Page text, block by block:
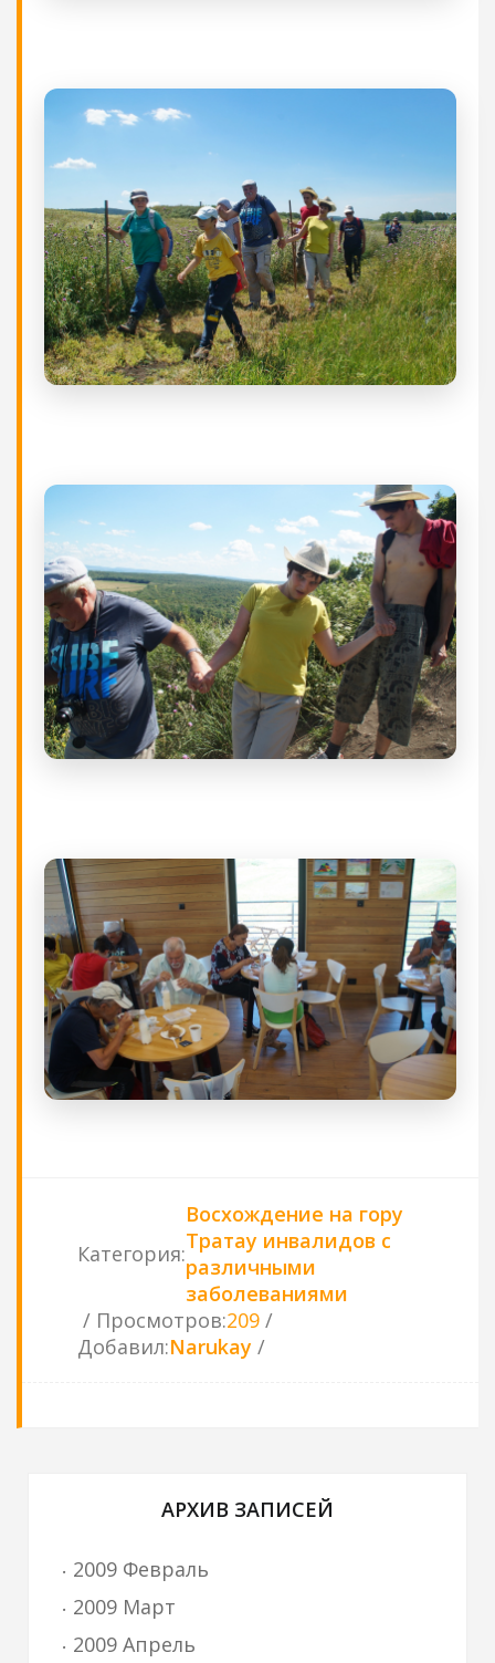
Категория:
Восхождение на гору
Тратау инвалидов с
различными
заболеваниями
Просмотров:209
Добавил:Narukay
АРХИВ ЗАПИСЕЙ
2009 Февраль
2009 Март
2009 Апрель